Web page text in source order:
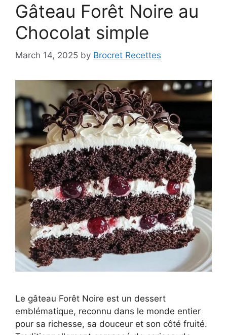
Gâteau Forêt Noire au
Chocolat simple
March 14, 2025 by Brocret Recettes
Le gâteau Forêt Noire est un dessert
emblématique, reconnu dans le monde entier
pour sa richesse, sa douceur et son côté fruité.